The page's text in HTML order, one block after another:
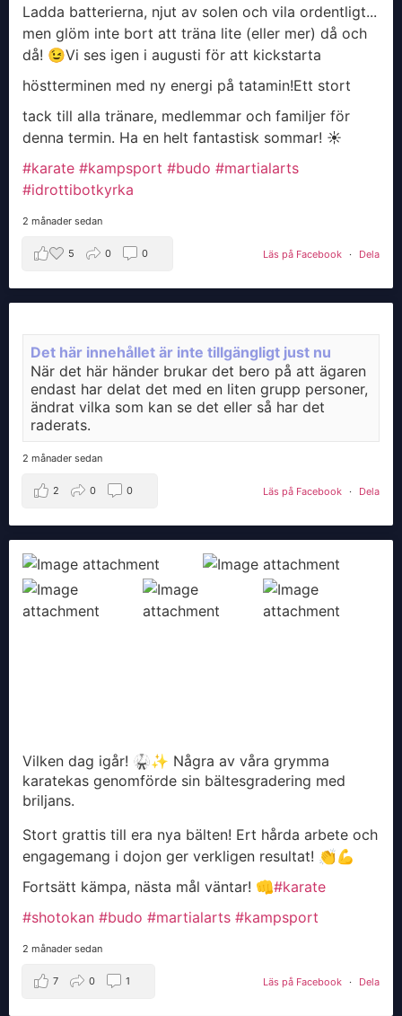
Ladda batterierna, njut av solen och vila ordentligt...
men glöm inte bort att träna lite (eller mer) då och
då! 😉​Vi ses igen i augusti för att kickstarta
höstterminen med ny energi på tatamin!​Ett stort
tack till alla tränare, medlemmar och familjer för
denna termin. Ha en helt fantastisk sommar! ☀️
#karate #kampsport #budo #martialarts
#idrottibotkyrka
2 månader sedan
Läs på Facebook · Dela
5 0 0
Det här innehållet är inte tillgängligt just nu
När det här händer brukar det bero på att ägaren
endast har delat det med en liten grupp personer,
ändrat vilka som kan se det eller så har det
raderats.
2 månader sedan
Läs på Facebook · Dela
2 0 0
Vilken dag igår! 🥋✨ Några av våra grymma
karatekas genomförde sin bältesgradering med
briljans.
Stort grattis till era nya bälten! Ert hårda arbete och
engagemang i dojon ger verkligen resultat! 👏💪
Fortsätt kämpa, nästa mål väntar! 👊#karate
#shotokan #budo #martialarts #kampsport
2 månader sedan
Läs på Facebook · Dela
7 0 1